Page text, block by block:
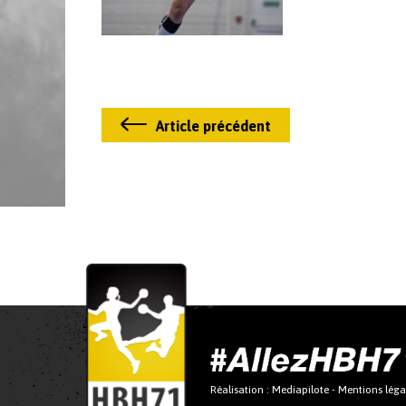
Article précédent
Réalisation : Mediapilote - Mentions